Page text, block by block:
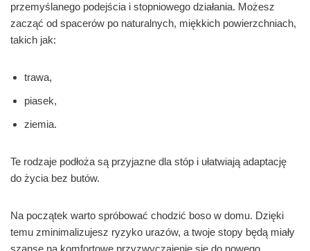
przemyślanego podejścia i stopniowego działania. Możesz
zacząć od spacerów po naturalnych, miękkich powierzchniach,
takich jak:
trawa,
piasek,
ziemia.
Te rodzaje podłoża są przyjazne dla stóp i ułatwiają adaptację
do życia bez butów.
Na początek warto spróbować chodzić boso w domu. Dzięki
temu zminimalizujesz ryzyko urazów, a twoje stopy będą miały